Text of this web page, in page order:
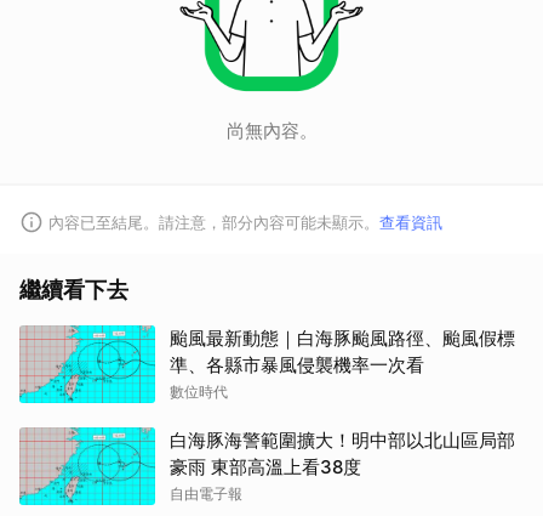
尚無內容。
內容已至結尾。請注意，部分內容可能未顯示。 查看資訊
繼續看下去
颱風最新動態｜白海豚颱風路徑、颱風假標
準、各縣市暴風侵襲機率一次看
數位時代
白海豚海警範圍擴大！明中部以北山區局部
豪雨 東部高溫上看38度
自由電子報